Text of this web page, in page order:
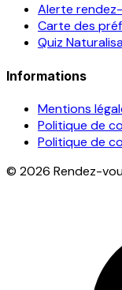
Alerte
Carte des
Quiz
Informations
Mentions
Politique de
Politique de
© 2026 Rendez-